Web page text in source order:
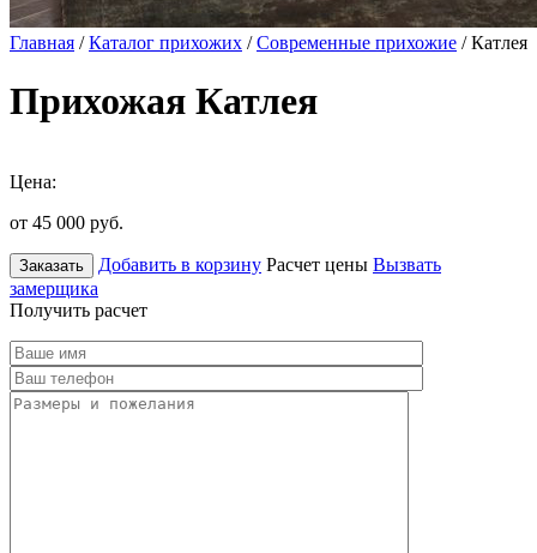
Главная /Каталог прихожих /Современные прихожие / Катлея
Прихожая Катлея
Цена:
от 45 000 руб.
Заказать Добавить в корзину Расчет цены Вызвать
замерщика
Получить расчет